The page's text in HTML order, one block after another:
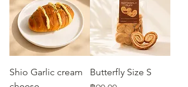
Shio Garlic cream
Butterfly Size S